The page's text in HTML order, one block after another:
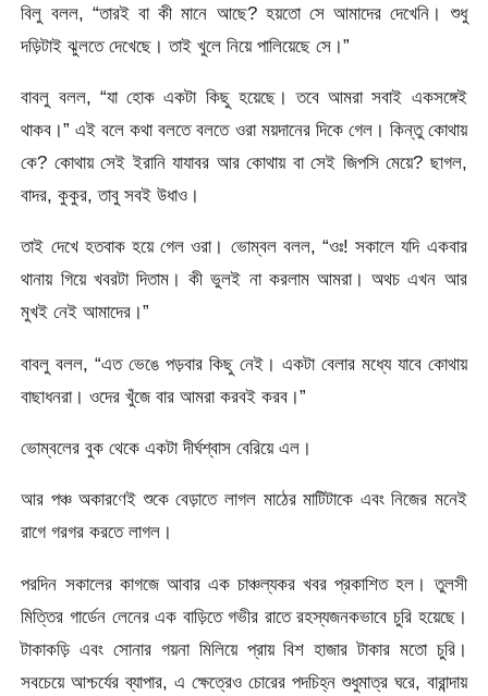
বিলু বলল, “তারই বা কী মানে আছে? হয়তো সে আমাদের দেখেনি। শুধু
দড়িটাই ঝুলতে দেখেছে। তাই খুলে নিয়ে পালিয়েছে সে।”
বাবলু বলল, “যা হোক একটা কিছু হয়েছে। তবে আমরা সবাই একসঙ্গেই
থাকব।” এই বলে কথা বলতে বলতে ওরা ময়দানের দিকে গেল। কিন্তু কোথায়
কে? কোথায় সেই ইরানি যাযাবর আর কোথায় বা সেই জিপসি মেয়ে? ছাগল,
বাদর, কুকুর, তাবু সবই উধাও।
তাই দেখে হতবাক হয়ে গেল ওরা। ভোম্বল বলল, “ওঃ! সকালে যদি একবার
থানায় গিয়ে খবরটা দিতাম। কী ভুলই না করলাম আমরা। অথচ এখন আর
মুখই নেই আমাদের।”
বাবলু বলল, “এত ভেঙে পড়বার কিছু নেই। একটা বেলার মধ্যে যাবে কোথায়
বাছাধনরা। ওদের খুঁজে বার আমরা করবই করব।”
ভোম্বলের বুক থেকে একটা দীর্ঘশ্বাস বেরিয়ে এল।
আর পঞ্চ অকারণেই শুকে বেড়াতে লাগল মাঠের মাটিটাকে এবং নিজের মনেই
রাগে গরগর করতে লাগল।
পরদিন সকালের কাগজে আবার এক চাঞ্চল্যকর খবর প্রকাশিত হল। তুলসী
মিত্তির গার্ডেন লেনের এক বাড়িতে গভীর রাতে রহস্যজনকভাবে চুরি হয়েছে।
টাকাকড়ি এবং সোনার গয়না মিলিয়ে প্রায় বিশ হাজার টাকার মতো চুরি।
সবচেয়ে আশ্চর্যের ব্যাপার, এ ক্ষেত্রেও চোরের পদচিহ্ন শুধুমাত্র ঘরে, বারান্দায়